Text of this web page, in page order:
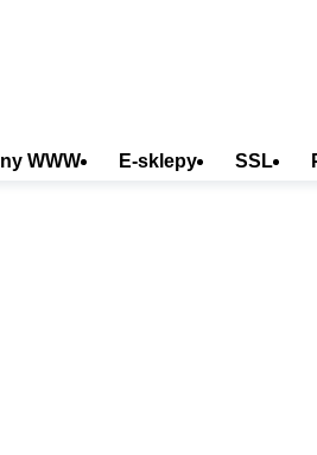
WWW E-sklepy SSL